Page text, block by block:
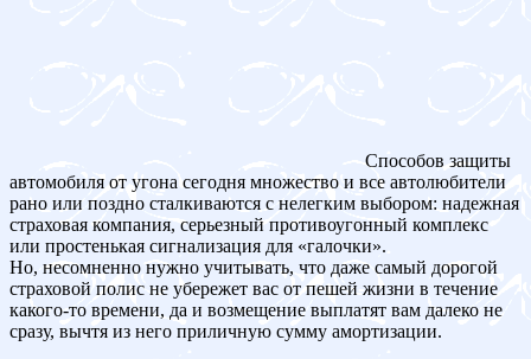
Способов защиты
автомобиля от угона сегодня множество и все автолюбители
рано или поздно сталкиваются с нелегким выбором: надежная
страховая компания, серьезный противоугонный комплекс
или простенькая сигнализация для «галочки».
Но, несомненно нужно учитывать, что даже самый дорогой
страховой полис не убережет вас от пешей жизни в течение
какого-то времени, да и возмещение выплатят вам далеко не
сразу, вычтя из него приличную сумму амортизации.